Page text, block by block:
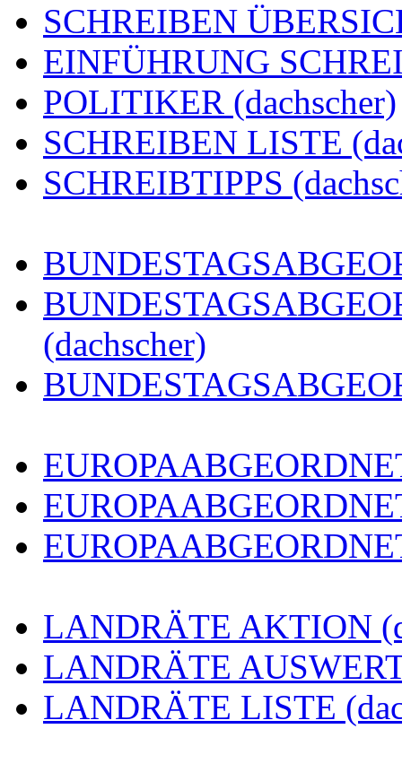
SCHREIBEN
EINFÜHRUNG
POLITIKER (dachscher)
SCHREIBEN LISTE
SCHREIBTIPPS
(dachscher)
LANDRÄTE AKTION
LANDRÄTE
LANDRÄTE LISTE